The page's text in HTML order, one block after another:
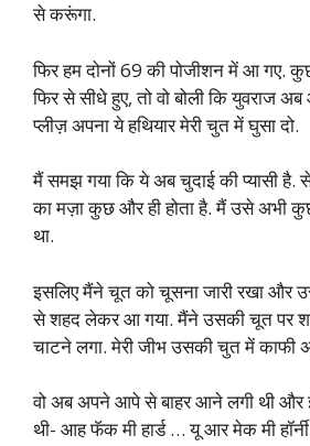
से करूंगा.
फिर हम दोनों 69 की पोजीशन में आ गए.
फिर से सीधे हुए, तो वो बोली कि युवराज
प्लीज़ अपना ये हथियार मेरी चुत में घुसा दो.
मैं समझ गया कि ये अब चुदाई की प्यासी
का मज़ा कुछ और ही होता है. मैं उसे अभी
था.
इसलिए मैंने चूत को चूसना जारी रखा
से शहद लेकर आ गया. मैंने उसकी चूत पर
चाटने लगा. मेरी जीभ उसकी चुत में काफी
वो अब अपने आपे से बाहर आने लगी थी और
थी- आह फॅक मी हार्ड … यू आर मेक मी